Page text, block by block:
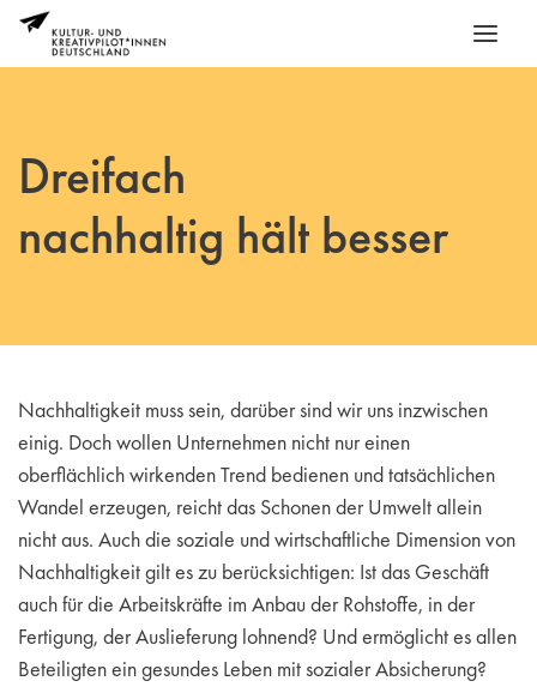
Dreifach
nachhaltig hält besser
Nachhaltigkeit muss sein, darüber sind wir uns inzwischen
einig. Doch wollen Unternehmen nicht nur einen
oberflächlich wirkenden Trend bedienen und tatsächlichen
Wandel erzeugen, reicht das Schonen der Umwelt allein
nicht aus. Auch die soziale und wirtschaftliche Dimension von
Nachhaltigkeit gilt es zu berücksichtigen: Ist das Geschäft
auch für die Arbeitskräfte im Anbau der Rohstoffe, in der
Fertigung, der Auslieferung lohnend? Und ermöglicht es allen
Beteiligten ein gesundes Leben mit sozialer Absicherung?